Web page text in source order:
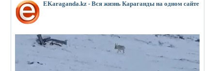
EKaraganda.kz - Вся жизнь Караганды на одном сайте